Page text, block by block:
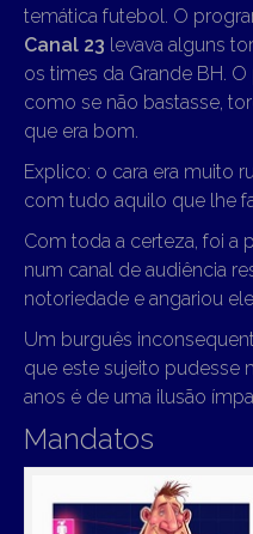
temática futebol. O
Canal 23 levava alguns
os times da Grande BH.
como se não bastasse,
que era bom.
Explico: o cara era muito
com tudo aquilo que lhe
Com toda a certeza, foi a
num canal de audiência
notoriedade e angariou
Um burguês
que este sujeito pudesse
anos é de uma ilusão
Mandatos